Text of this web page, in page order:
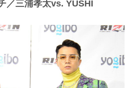
／三浦孝太vs. YUSHI